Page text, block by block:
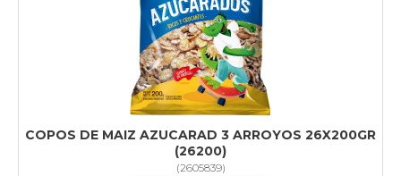
COPOS DE MAIZ AZUCARAD 3 ARROYOS 26X200GR
(26200)
(2605839)